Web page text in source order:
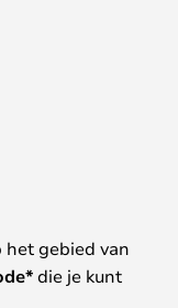
het gebied van
die je kunt